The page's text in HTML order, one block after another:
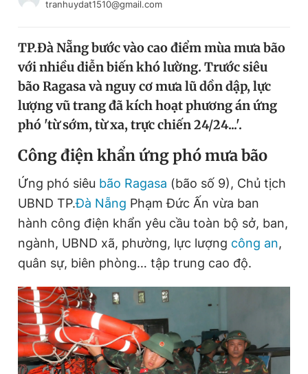
Video Magazine
Sản phẩm khác
Tiện ích Bạn cần biết
Thông tin tòa soạn Liên hệ quảng cáo
Đọc Thanh Niên trên điện thoại
Đăng xuất
tranhuydat1510@gmail.com
TP.Đà Nẵng bước vào cao điểm mùa mưa bão
với nhiều diễn biến khó lường. Trước siêu
bão Ragasa và nguy cơ mưa lũ dồn dập, lực
lượng vũ trang đã kích hoạt phương án ứng
phó 'từ sớm, từ xa, trực chiến 24/24...'.
Công điện khẩn ứng phó mưa bão
Ứng phó siêu bão Ragasa (bão số 9), Chủ tịch
UBND TP.Đà Nẵng Phạm Đức Ấn vừa ban
hành công điện khẩn yêu cầu toàn bộ sở, ban,
ngành, UBND xã, phường, lực lượng công an,
quân sự, biên phòng… tập trung cao độ.